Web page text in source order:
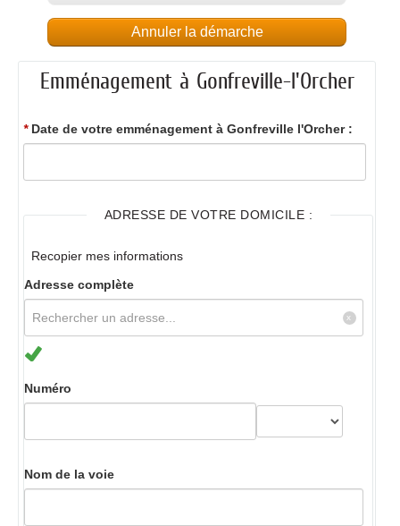
Annuler la démarche
Emménagement à Gonfreville-l'Orcher
*Date de votre emménagement à Gonfreville l'Orcher :
ADRESSE DE VOTRE DOMICILE :
Recopier mes informations
Adresse complète
Numéro
Nom de la voie